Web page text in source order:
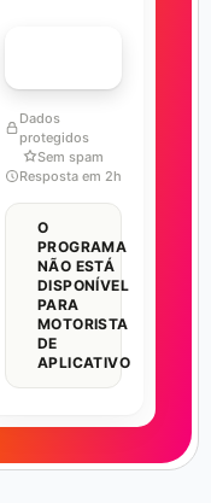
Dados
protegidos
Sem spam
Resposta em 2h
O
PROGRAMA
NÃO ESTÁ
DISPONÍVEL
PARA
MOTORISTA
DE
APLICATIVO